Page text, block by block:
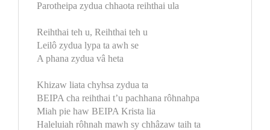
Parotheipa zydua chhaota reihthai ula
Reihthai teh u, Reihthai teh u
Leilô zydua lypa ta awh se
A phana zydua vâ heta
Khizaw liata chyhsa zydua ta
BEIPA cha reihthai t’u pachhana rôhnahpa
Miah pie haw BEIPA Krista lia
Haleluiah rôhnah mawh sy chhâzaw taih ta